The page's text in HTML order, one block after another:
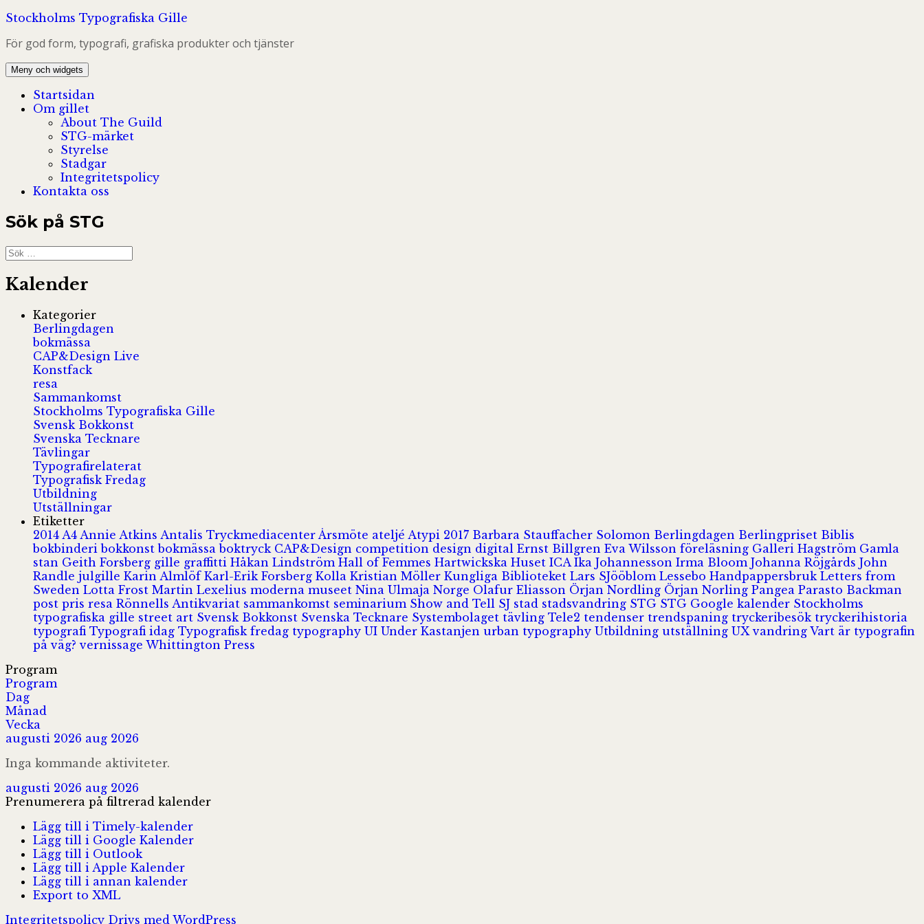
Hoppa
innehåll
Stockholms Typografiska Gille
För god form, typografi, grafiska produkter och tjänster
Meny och widgets
Startsidan
Om gillet
About The Guild
STG-märket
Styrelse
Stadgar
Integritetspolicy
Kontakta oss
Sök på STG
Sök
efter:
Kalender
Kategorier
Berlingdagen
bokmässa
CAP&Design Live
Konstfack
resa
Sammankomst
Stockholms Typografiska Gille
Svensk Bokkonst
Svenska Tecknare
Tävlingar
Typografirelaterat
Typografisk Fredag
Utbildning
Utställningar
Etiketter
2014 A4 Annie Atkins Antalis Tryckmediacenter Årsmöte ateljé Atypi 2017 Barbara Stauffacher Solomon Berlingdagen Berlingpriset Biblis
bokbinderibokkonstbokmässaboktryck CAP&Design competition design digital Ernst Billgren Eva Wilsson föreläsning Galleri Hagström Gamla
stan Geith Forsberg gille graffitti Håkan Lindström Hall of Femmes Hartwickska Huset ICA Ika Johannesson Irma Bloom Johanna Röjgårds John
Randle julgille Karin Almlöf Karl-Erik Forsberg Kolla Kristian Möller Kungliga Biblioteket Lars SJööblom Lessebo Handpappersbruk Letters from
Sweden Lotta Frost Martin Lexelius moderna museet Nina Ulmaja Norge Olafur Eliasson Örjan Nordling Örjan Norling Pangea Parasto Backman
post pris resa Rönnells Antikvariat sammankomst seminarium Show and Tell SJ stad stadsvandring STG STG Google kalender Stockholms
typografiska gille street art Svensk Bokkonst Svenska Tecknare Systembolaget tävling Tele2 tendenser trendspaning tryckeribesök tryckerihistoria
typografi Typografi idag Typografisk fredag typography UI Under Kastanjen urban typography Utbildning utställning UXvandring Vart är typografin
på väg?vernissage Whittington Press
Program
Program
Dag
Månad
Vecka
augusti 2026 aug 2026
Inga kommande aktiviteter.
augusti 2026 aug 2026
Prenumerera på filtrerad kalender
Lägg till i Timely-kalender
Lägg till i Google Kalender
Lägg till i Outlook
Lägg till i Apple Kalender
Lägg till i annan kalender
Export to XML
Integritetspolicy Drivs med WordPress